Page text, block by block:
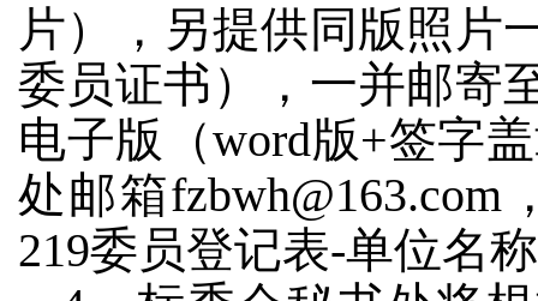
片），另提供同版照片
委员证书），一并邮寄
电子版（word版+签字
处邮箱
219委员登记表-单位名